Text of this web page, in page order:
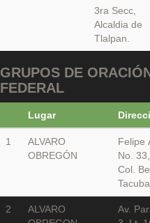
3ra Secc,
Alcaldia de
Tlalpan.
GRUPOS DE
FEDERAL
Lugar
1
ALVARO
OBREGÓN
Felipe
No.
Col.
2
ALVARO
Av.